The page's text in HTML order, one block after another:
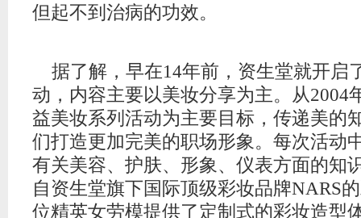
但起不到治病的功效。
据了解，早在14年前，资生堂就开启
动 ，内容主要以美妆分享为主。从2004
益美妆系列 活动为主要目标，传递美的
们打造更加完美的职场形象。每次活动
有关美容、 护肤、形象、仪表方面的知
自资生堂旗下国际顶级彩妆品牌NARS
位精英女劳模提供了定制式的彩妆造型